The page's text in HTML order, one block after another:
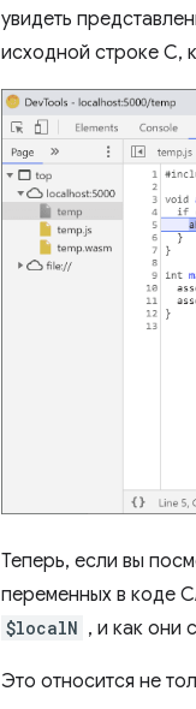
увидеть
исходной строке C,
Теперь, если вы
переменных в коде
$localN , и как они
Это относится не